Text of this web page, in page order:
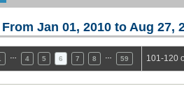
Jan 01, 2010 to Aug 27,
4 5 6 7 8 59 101-120